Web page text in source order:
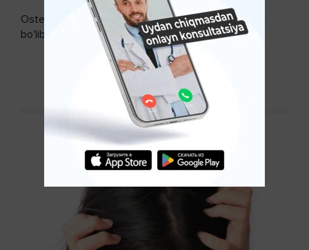
Osteoartroz - bo'g'imlarning keng tarqalgan kasalligi
bo'lib, so'ngi paytda osteoartroz kasalligi sonining
ko'payishi tendentsiyasi mavjud...
DAVOMINI O'QISH